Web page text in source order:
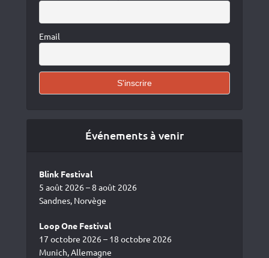
Email
Événements à venir
Blink Festival
5 août 2026 – 8 août 2026
Sandnes, Norvège
Loop One Festival
17 octobre 2026 – 18 octobre 2026
Munich, Allemagne